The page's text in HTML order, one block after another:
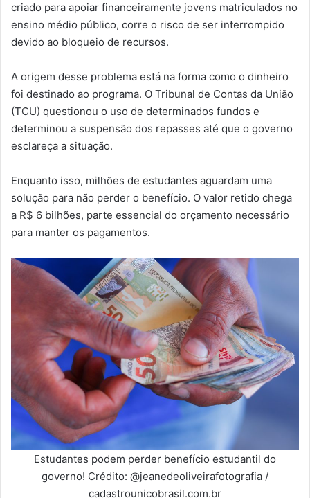
criado para apoiar financeiramente jovens matriculados no
ensino médio público, corre o risco de ser interrompido
devido ao bloqueio de recursos.
A origem desse problema está na forma como o dinheiro
foi destinado ao programa. O Tribunal de Contas da União
(TCU) questionou o uso de determinados fundos e
determinou a suspensão dos repasses até que o governo
esclareça a situação.
Enquanto isso, milhões de estudantes aguardam uma
solução para não perder o benefício. O valor retido chega
a R$ 6 bilhões, parte essencial do orçamento necessário
para manter os pagamentos.
Estudantes podem perder benefício estudantil do
governo! Crédito: @jeanedeoliveirafotografia /
cadastrounicobrasil.com.br